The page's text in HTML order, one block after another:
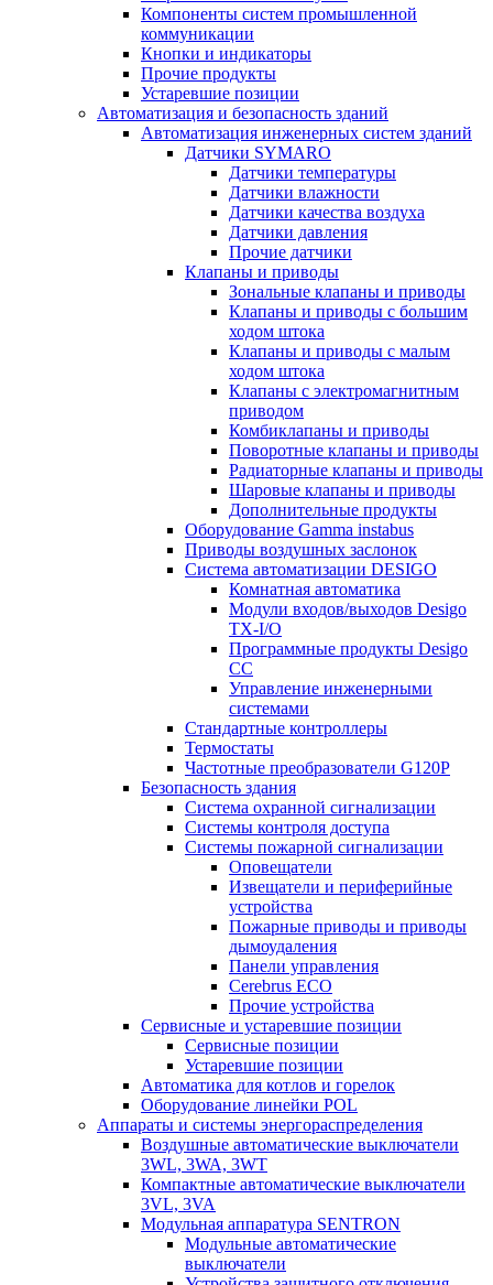
Компоненты систем промышленной
коммуникации
Кнопки и индикаторы
Прочие продукты
Устаревшие позиции
Автоматизация и безопасность зданий
Автоматизация инженерных систем зданий
Датчики SYMARO
Датчики температуры
Датчики влажности
Датчики качества воздуха
Датчики давления
Прочие датчики
Клапаны и приводы
Зональные клапаны и приводы
Клапаны и приводы с большим
ходом штока
Клапаны и приводы с малым
ходом штока
Клапаны с электромагнитным
приводом
Комбиклапаны и приводы
Поворотные клапаны и приводы
Радиаторные клапаны и приводы
Шаровые клапаны и приводы
Дополнительные продукты
Оборудование Gamma instabus
Приводы воздушных заслонок
Система автоматизации DESIGO
Комнатная автоматика
Модули входов/выходов Desigo
TX-I/O
Программные продукты Desigo
CC
Управление инженерными
системами
Стандартные контроллеры
Термостаты
Частотные преобразователи G120P
Безопасность здания
Система охранной сигнализации
Системы контроля доступа
Системы пожарной сигнализации
Оповещатели
Извещатели и периферийные
устройства
Пожарные приводы и приводы
дымоудаления
Панели управления
Cerebrus ECO
Прочие устройства
Сервисные и устаревшие позиции
Сервисные позиции
Устаревшие позиции
Автоматика для котлов и горелок
Оборудование линейки POL
Аппараты и системы энергораспределения
Воздушные автоматические выключатели
3WL, 3WA, 3WT
Компактные автоматические выключатели
3VL, 3VA
Модульная аппаратура SENTRON
Модульные автоматические
выключатели